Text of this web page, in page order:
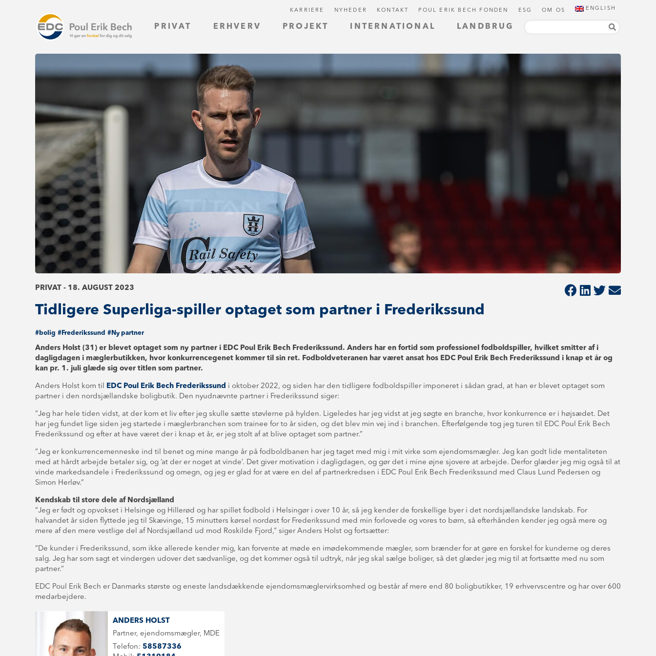
PRIVAT ERHVERV PROJEKT INTERNATIONAL LANDBRUG
KARRIERE NYHEDER KONTAKT POUL ERIK BECH FONDEN ESG OM OS ENGLISH
PRIVAT - 18. AUGUST 2023
Tidligere Superliga-spiller optaget som partner i Frederikssund
#bolig #Frederikssund #Ny partner
Anders Holst (31) er blevet optaget som ny partner i EDC Poul Erik Bech Frederikssund. Anders har en fortid som professionel fodboldspiller, hvilket smitter af i
dagligdagen i mæglerbutikken, hvor konkurrencegenet kommer til sin ret. Fodboldveteranen har været ansat hos EDC Poul Erik Bech Frederikssund i knap et år og
kan pr. 1. juli glæde sig over titlen som partner.
Anders Holst kom til EDC Poul Erik Bech Frederikssund i oktober 2022, og siden har den tidligere fodboldspiller imponeret i sådan grad, at han er blevet optaget som
partner i den nordsjællandske boligbutik. Den nyudnævnte partner i Frederikssund siger:
”Jeg har hele tiden vidst, at der kom et liv efter jeg skulle sætte støvlerne på hylden. Ligeledes har jeg vidst at jeg søgte en branche, hvor konkurrence er i højsædet. Det
har jeg fundet lige siden jeg startede i mæglerbranchen som trainee for to år siden, og det blev min vej ind i branchen. Efterfølgende tog jeg turen til EDC Poul Erik Bech
Frederikssund og efter at have været der i knap et år, er jeg stolt af at blive optaget som partner.”
”Jeg er konkurrencemenneske ind til benet og mine mange år på fodboldbanen har jeg taget med mig i mit virke som ejendomsmægler. Jeg kan godt lide mentaliteten
med at hårdt arbejde betaler sig, og ’at der er noget at vinde’. Det giver motivation i dagligdagen, og gør det i mine øjne sjovere at arbejde. Derfor glæder jeg mig også til at
vinde markedsandele i Frederikssund og omegn, og jeg er glad for at være en del af partnerkredsen i EDC Poul Erik Bech Frederikssund med Claus Lund Pedersen og
Simon Herløv.”
Kendskab til store dele af Nordsjælland
”Jeg er født og opvokset i Helsinge og Hillerød og har spillet fodbold i Helsingør i over 10 år, så jeg kender de forskellige byer i det nordsjællandske landskab. For
halvandet år siden flyttede jeg til Skævinge, 15 minutters kørsel nordøst for Frederikssund med min forlovede og vores to børn, så efterhånden kender jeg også mere og
mere af den mere vestlige del af Nordsjælland ud mod Roskilde Fjord,” siger Anders Holst og fortsætter:
”De kunder i Frederikssund, som ikke allerede kender mig, kan forvente at møde en imødekommende mægler, som brænder for at gøre en forskel for kunderne og deres
salg. Jeg har som sagt et vindergen udover det sædvanlige, og det kommer også til udtryk, når jeg skal sælge boliger, så det glæder jeg mig til at fortsætte med nu som
partner.”
EDC Poul Erik Bech er Danmarks største og eneste landsdækkende ejendomsmæglervirksomhed og består af mere end 80 boligbutikker, 19 erhvervscentre og har over 600
medarbejdere.
ANDERS HOLST
Partner, ejendomsmægler, MDE
Telefon: 58587336